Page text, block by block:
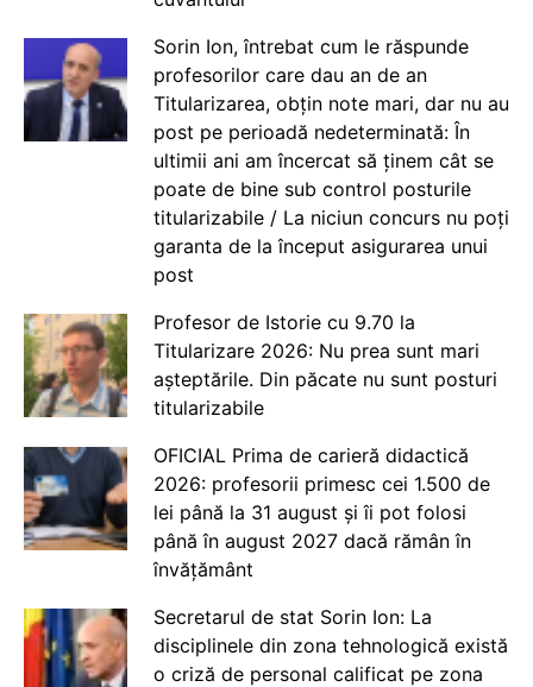
Sorin Ion, întrebat cum le răspunde
profesorilor care dau an de an
Titularizarea, obțin note mari, dar nu au
post pe perioadă nedeterminată: În
ultimii ani am încercat să ținem cât se
poate de bine sub control posturile
titularizabile / La niciun concurs nu poți
garanta de la început asigurarea unui
post
Profesor de Istorie cu 9.70 la
Titularizare 2026: Nu prea sunt mari
așteptările. Din păcate nu sunt posturi
titularizabile
OFICIAL Prima de carieră didactică
2026: profesorii primesc cei 1.500 de
lei până la 31 august și îi pot folosi
până în august 2027 dacă rămân în
învățământ
Secretarul de stat Sorin Ion: La
disciplinele din zona tehnologică există
o criză de personal calificat pe zona